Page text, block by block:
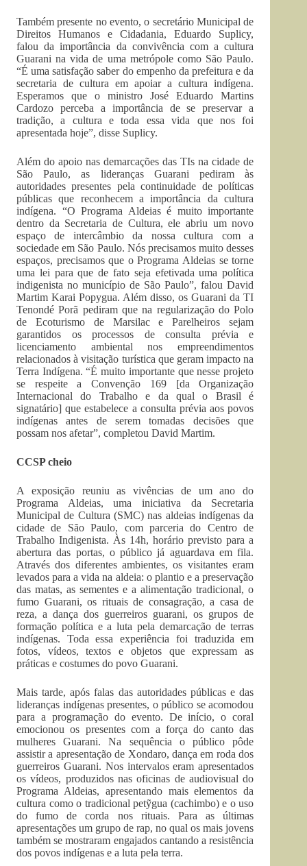
Também presente no evento, o secretário Municipal de
Direitos Humanos e Cidadania, Eduardo Suplicy,
falou da importância da convivência com a cultura
Guarani na vida de uma metrópole como São Paulo.
“É uma satisfação saber do empenho da prefeitura e da
secretaria de cultura em apoiar a cultura indígena.
Esperamos que o ministro José Eduardo Martins
Cardozo perceba a importância de se preservar a
tradição, a cultura e toda essa vida que nos foi
apresentada hoje”, disse Suplicy.
Além do apoio nas demarcações das TIs na cidade de
São Paulo, as lideranças Guarani pediram às
autoridades presentes pela continuidade de políticas
públicas que reconhecem a importância da cultura
indígena. “O Programa Aldeias é muito importante
dentro da Secretaria de Cultura, ele abriu um novo
espaço de intercâmbio da nossa cultura com a
sociedade em São Paulo. Nós precisamos muito desses
espaços, precisamos que o Programa Aldeias se torne
uma lei para que de fato seja efetivada uma política
indigenista no município de São Paulo”, falou David
Martim Karai Popygua. Além disso, os Guarani da TI
Tenondé Porã pediram que na regularização do Polo
de Ecoturismo de Marsilac e Parelheiros sejam
garantidos os processos de consulta prévia e
licenciamento ambiental nos empreendimentos
relacionados à visitação turística que geram impacto na
Terra Indígena. “É muito importante que nesse projeto
se respeite a Convenção 169 [da Organização
Internacional do Trabalho e da qual o Brasil é
signatário] que estabelece a consulta prévia aos povos
indígenas antes de serem tomadas decisões que
possam nos afetar”, completou David Martim.
CCSP cheio
A exposição reuniu as vivências de um ano do
Programa Aldeias, uma iniciativa da Secretaria
Municipal de Cultura (SMC) nas aldeias indígenas da
cidade de São Paulo, com parceria do Centro de
Trabalho Indigenista. Às 14h, horário previsto para a
abertura das portas, o público já aguardava em fila.
Através dos diferentes ambientes, os visitantes eram
levados para a vida na aldeia: o plantio e a preservação
das matas, as sementes e a alimentação tradicional, o
fumo Guarani, os rituais de consagração, a casa de
reza, a dança dos guerreiros guarani, os grupos de
formação política e a luta pela demarcação de terras
indígenas. Toda essa experiência foi traduzida em
fotos, vídeos, textos e objetos que expressam as
práticas e costumes do povo Guarani.
Mais tarde, após falas das autoridades públicas e das
lideranças indígenas presentes, o público se acomodou
para a programação do evento. De início, o coral
emocionou os presentes com a força do canto das
mulheres Guarani. Na sequência o público pôde
assistir a apresentação de Xondaro, dança em roda dos
guerreiros Guarani. Nos intervalos eram apresentados
os vídeos, produzidos nas oficinas de audiovisual do
Programa Aldeias, apresentando mais elementos da
cultura como o tradicional petỹgua (cachimbo) e o uso
do fumo de corda nos rituais. Para as últimas
apresentações um grupo de rap, no qual os mais jovens
também se mostraram engajados cantando a resistência
dos povos indígenas e a luta pela terra.